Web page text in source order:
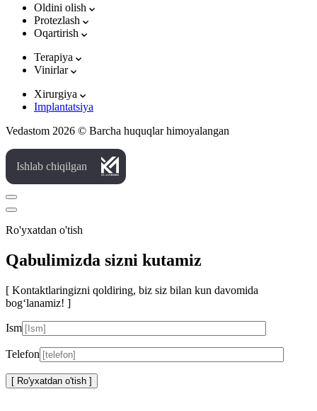
Oldini olish
Protezlash
Oqartirish
Terapiya
Vinirlar
Xirurgiya
Implantatsiya
Vedastom 2026 © Barcha huquqlar himoyalangan
Ishlab chiqilgan
Ro'yxatdan o'tish
Qabulimizda sizni kutamiz
[ Kontaktlaringizni qoldiring, biz siz bilan kun davomida
bog‘lanamiz! ]
Ism
Telefon